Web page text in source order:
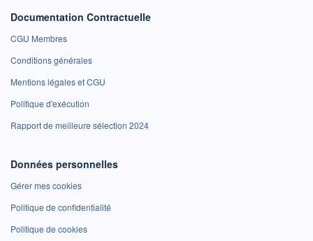
Documentation Contractuelle
CGU Membres
Conditions générales
Mentions légales et CGU
Politique d'exécution
Rapport de meilleure sélection 2024
Données personnelles
Gérer mes cookies
Politique de confidentialité
Politique de cookies